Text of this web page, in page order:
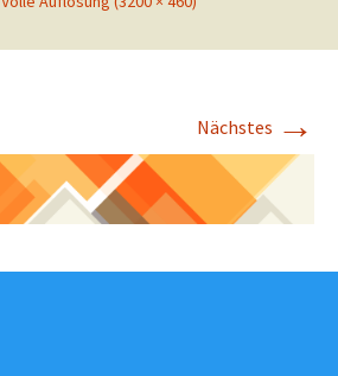
Nächstes →